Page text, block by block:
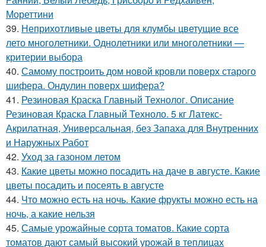
Мореттини
39. Неприхотливые цветы для клумбы цветущие все
лето многолетники. Однолетники или многолетники —
критерии выбора
40. Самому построить дом новой кровли поверх старого
шифера. Ондулин поверх шифера?
41. Резиновая Краска Главный Технолог. Описание
Резиновая Краска Главный Техноло. 5 кг Латекс-
Акрилатная, Универсальная, без Запаха для Внутренних
и Наружных Работ
42. Уход за газоном летом
43. Какие цветы можно посадить на даче в августе. Какие
цветы посадить и посеять в августе
44. Что можно есть на ночь. Какие фрукты можно есть на
ночь, а какие нельзя
45. Самые урожайные сорта томатов. Какие сорта
томатов дают самый высокий урожай в теплицах